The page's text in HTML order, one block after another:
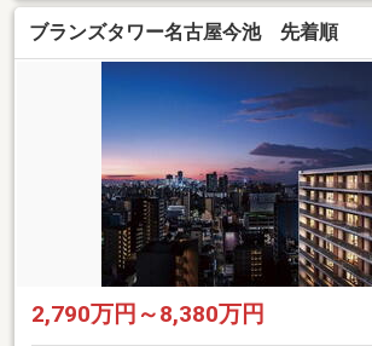
ブランズタワー名古屋今池 先着順
2,790万円～8,380万円